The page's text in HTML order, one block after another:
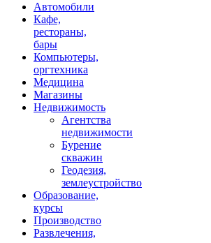
Автомобили
Кафе,
рестораны,
бары
Компьютеры,
оргтехника
Медицина
Магазины
Недвижимость
Агентства
недвижимости
Бурение
скважин
Геодезия,
землеустройство
Образование,
курсы
Производство
Развлечения,